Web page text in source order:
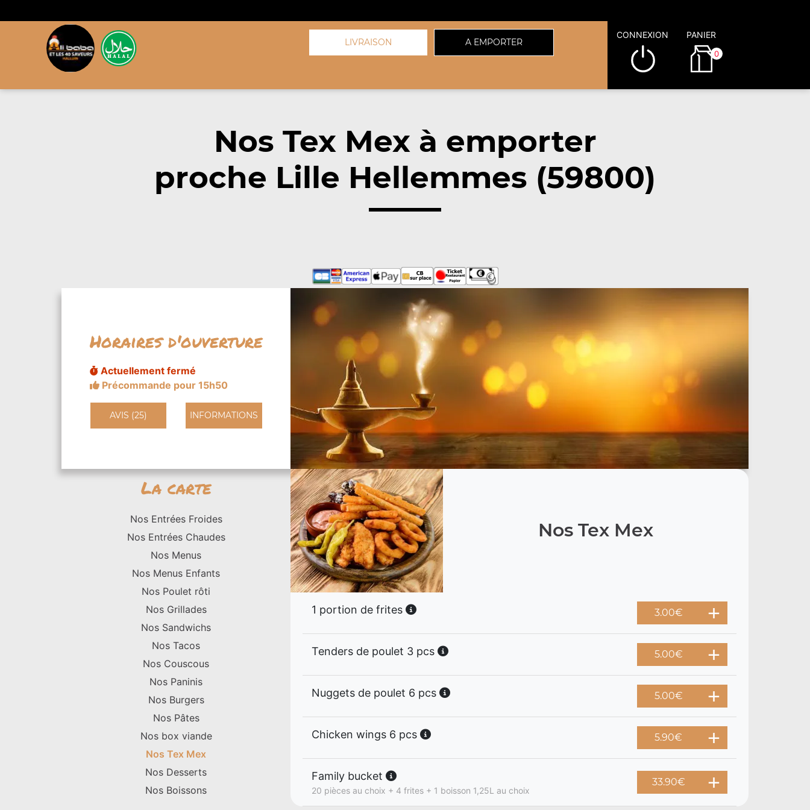
LIVRAISON A EMPORTER
CONNEXION PANIER
0
Nos Tex Mex à emporter
proche Lille Hellemmes (59800)
Horaires d'ouverture
Actuellement fermé
Précommande pour 15h50
AVIS (25) INFORMATIONS
La carte
Nos Entrées Froides
Nos Entrées Chaudes
Nos Menus
Nos Menus Enfants
Nos Poulet rôti
Nos Grillades
Nos Sandwichs
Nos Tacos
Nos Couscous
Nos Paninis
Nos Burgers
Nos Pâtes
Nos box viande
Nos Tex Mex
Nos Desserts
Nos Boissons
Nos Tex Mex
1 portion de frites 3.00€
Tenders de poulet 3 pcs 5.00€
Nuggets de poulet 6 pcs 5.00€
Chicken wings 6 pcs 5.90€
Family bucket
20 pièces au choix + 4 frites + 1 boisson 1,25L au choix
33.90€